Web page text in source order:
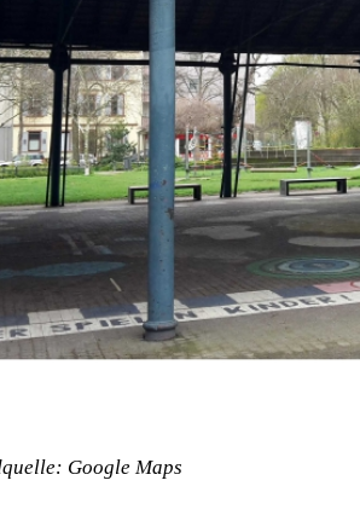
Google Maps